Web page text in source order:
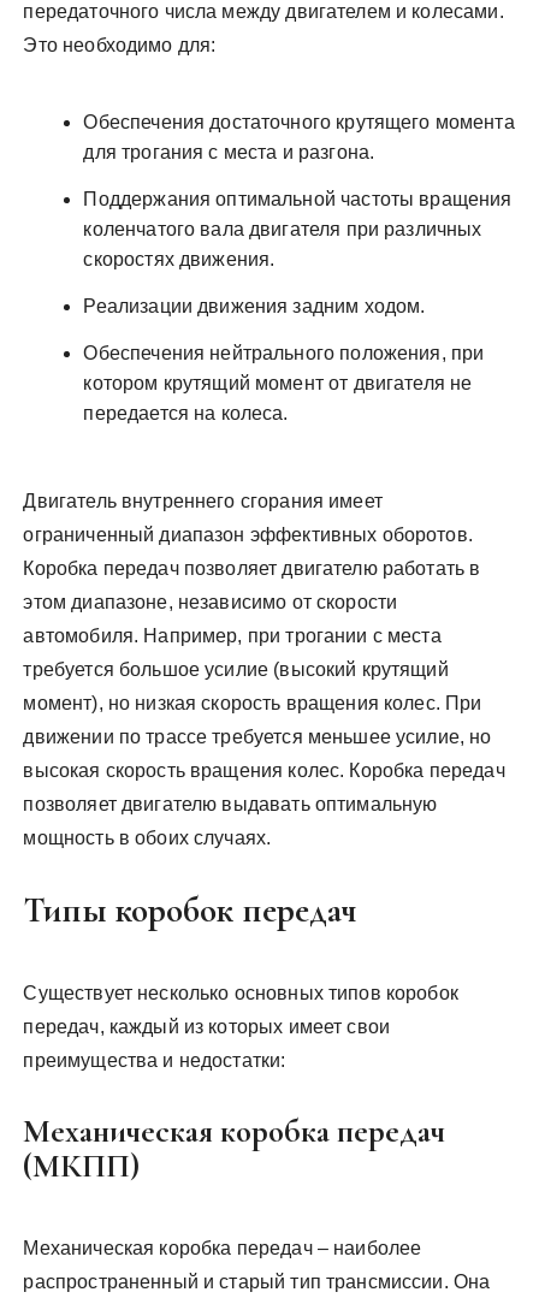
передаточного числа между двигателем и колесами.
Это необходимо для:
Обеспечения достаточного крутящего момента
для трогания с места и разгона.
Поддержания оптимальной частоты вращения
коленчатого вала двигателя при различных
скоростях движения.
Реализации движения задним ходом.
Обеспечения нейтрального положения, при
котором крутящий момент от двигателя не
передается на колеса.
Двигатель внутреннего сгорания имеет
ограниченный диапазон эффективных оборотов.
Коробка передач позволяет двигателю работать в
этом диапазоне, независимо от скорости
автомобиля. Например, при трогании с места
требуется большое усилие (высокий крутящий
момент), но низкая скорость вращения колес. При
движении по трассе требуется меньшее усилие, но
высокая скорость вращения колес. Коробка передач
позволяет двигателю выдавать оптимальную
мощность в обоих случаях.
Типы коробок передач
Существует несколько основных типов коробок
передач, каждый из которых имеет свои
преимущества и недостатки:
Механическая коробка передач
(МКПП)
Механическая коробка передач – наиболее
распространенный и старый тип трансмиссии. Она